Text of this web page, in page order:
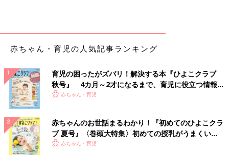
赤ちゃん・育児の人気記事ランキング
育児の困ったがズバリ！解決する本『ひよこクラブ
秋号』 4カ月～2才になるまで、育児に役立つ情報が
いっぱい！
赤ちゃん・育児
赤ちゃんのお世話まるわかり！『初めてのひよこクラ
ブ 夏号』〈巻頭大特集〉初めての授乳がうまくい
く！ おっぱい・ミルクの基本と夏のトラブル 解決テ
赤ちゃん・育児